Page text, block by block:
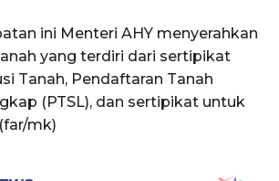
ini Menteri AHY menyerahkan
yang terdiri dari sertipikat
Tanah, Pendaftaran Tanah
(PTSL), dan sertipikat untuk
mk)